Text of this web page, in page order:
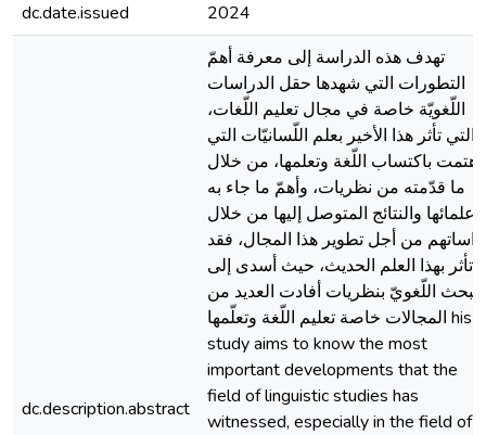
dc.date.issued
2024
dc.description.abstract
تهدف هذه الدراسة إلى معرفة أهمّ
التطورات التي شهدها حقل الدراسات
اللّغويّة خاصة في مجال تعليم اللّغات،
التي تأثر هذا الأخير بعلم اللّسانيّات التي
اهتمت باكتساب اللّغة وتعلمها، من خلال
ما قدّمته من نظريات، وأهمّ ما جاء به
علمائها والنتائج المتوصل إليها من خلال
من أجل تطوير هذا المجال، فقد
تأثر بهذا العلم الحديث، حيث أسدى إلى
البحث اللّغويّ بنظريات أفادت العديد من
المجالات خاصة تعليم اللّغة وتعلّمها his
study aims to know the most
important developments that the
field of linguistic studies has
witnessed, especially in the field of